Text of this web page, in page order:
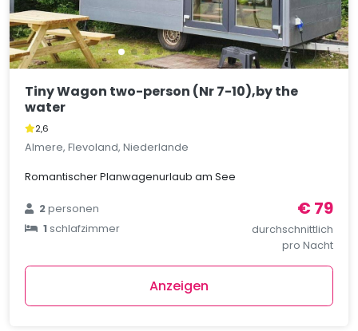
Tiny Wagon two-person (Nr 7-10),by the
water
2,6
Almere, Flevoland, Niederlande
Romantischer Planwagenurlaub am See
2personen
1schlafzimmer
€ 79
durchschnittlich
pro Nacht
Anzeigen